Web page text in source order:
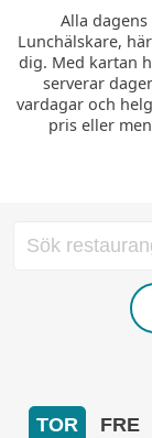
Alla
Lunchälskare,
dig. Med kartan
serverar
vardagar och
pris eller
TOR FRE